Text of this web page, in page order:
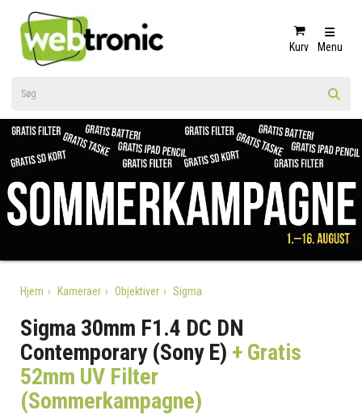
Kurv Menu
Hjem Kameraer Objektiver Sigma
Sigma 30mm F1.4 DC DN
Contemporary (Sony E) + Gratis
52mm UV Filter
(Sommerkampagne)